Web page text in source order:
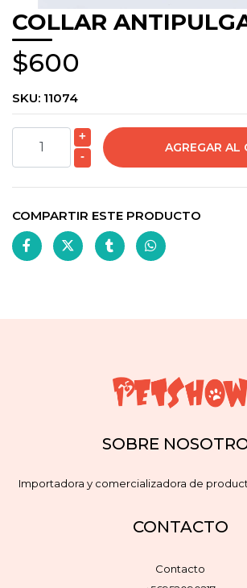
COLLAR
$600
SKU: 11074
+
-
COMPARTIR ESTE PRODUCTO
SOBRE
Importadora y comercializadora de
CONTACTO
Contacto